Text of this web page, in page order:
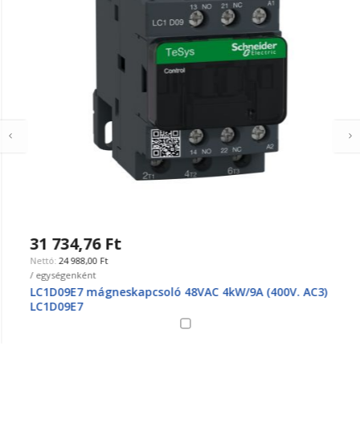
31 734,76 Ft
24 988,00 Ft
/ egységenként
LC1D09E7 mágneskapcsoló 48VAC 4kW/9A (400V. AC3)
LC1D09E7